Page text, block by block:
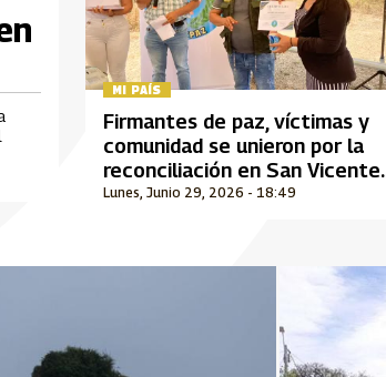
MI PAÍS
Lunes, Junio 29, 2026 - 18:49
Firmantes de paz, víctimas y
comunidad se unieron por la
reconciliación en San Vicente
del Caguán